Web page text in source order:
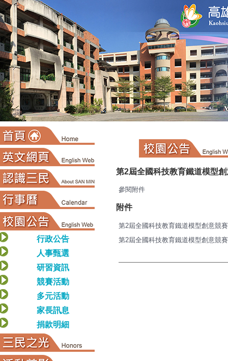
行政公告
人事甄選
研習資訊
競賽活動
多元活動
家長訊息
捐款明細
:::
第2屆全國科技教育鐵道模型
參閱附件
附件
第2屆全國科技教育鐵道模型創意競
第2屆全國科技教育鐵道模型創意競